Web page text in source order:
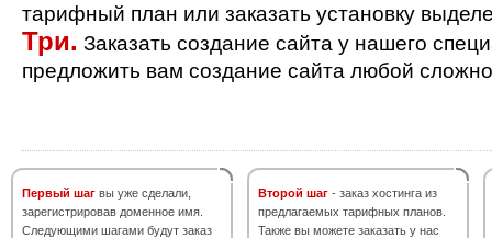
тарифный план или заказать установку
Три. Заказать создание сайта у нашего
предложить вам создание сайта любой
Первый шаг вы уже сделали,
зарегистрировав доменное имя.
Следующими шагами будут заказ
Второй шаг - заказ хостинга из
предлагаемых тарифных планов.
Также вы можете заказать у нас